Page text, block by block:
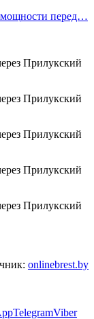
мощности перед…
onlinebrest.by
TelegramViber